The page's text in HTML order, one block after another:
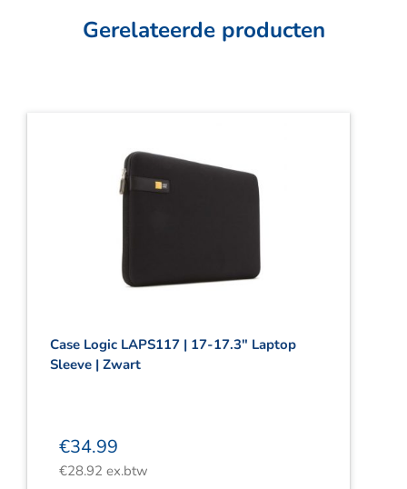
Gerelateerde producten
Case Logic LAPS117 | 17-17.3″ Laptop
Sleeve | Zwart
€34.99
€28.92 ex.btw